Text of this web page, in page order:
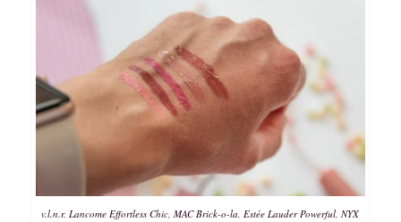
v.l.n.r. Lancome Effortless Chic, MAC Brick-o-la, Estée Lauder Powerful, NYX